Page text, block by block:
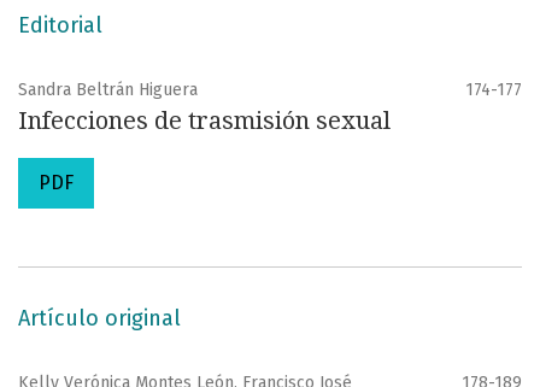
Editorial
Sandra Beltrán Higuera 174-177
Infecciones de trasmisión sexual
PDF
Artículo original
Kelly Verónica Montes León, Francisco José
178-189